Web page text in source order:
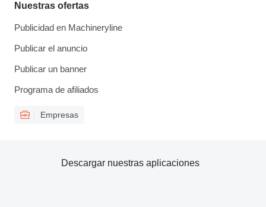
Nuestras ofertas
Publicidad en Machineryline
Publicar el anuncio
Publicar un banner
Programa de afiliados
Empresas
Descargar nuestras aplicaciones